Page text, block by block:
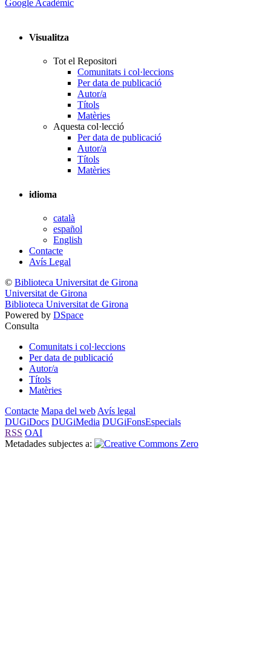
Google Acadèmic
Visualitza
Tot el Repositori
Comunitats i col·leccions
Per data de publicació
Autor/a
Títols
Matèries
Aquesta col·lecció
Per data de publicació
Autor/a
Títols
Matèries
idioma
català
español
English
Contacte
Avís Legal
© Biblioteca Universitat de Girona
Universitat de Girona
Biblioteca Universitat de Girona
Powered by DSpace
Consulta
Comunitats i col·leccions
Per data de publicació
Autor/a
Títols
Matèries
Contacte Mapa del web Avís legal
DUGiDocs DUGiMedia DUGiFonsEspecials
RSS OAI
Metadades subjectes a: